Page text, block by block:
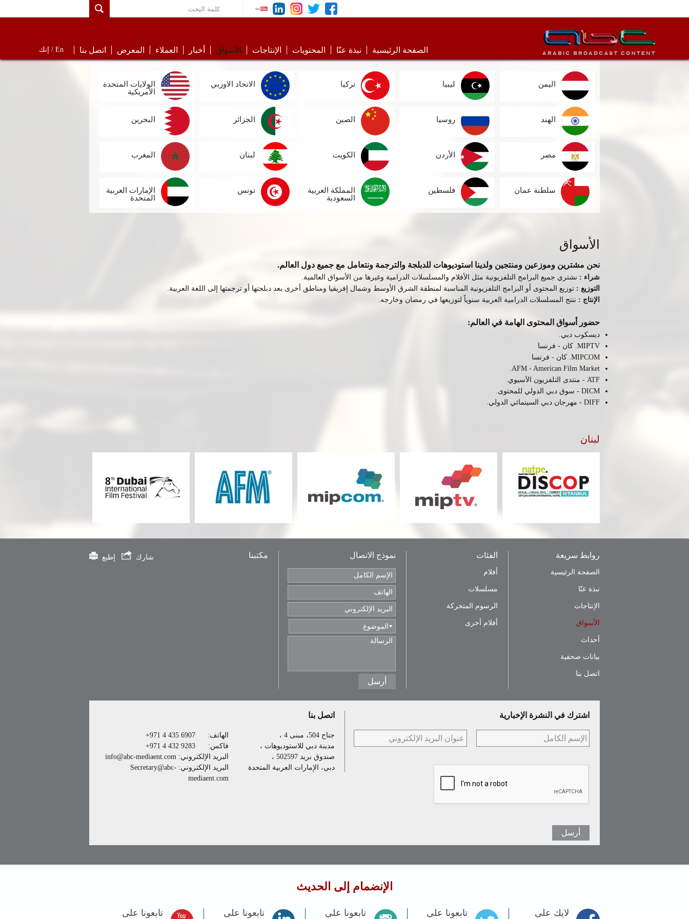
الصفحة الرئيسية نبذة عنّا المحتويات الإنتاجات الأسواق أخبار العملاء المعرض اتصل بنا En / إنك
اليمن ليبيا تركيا الاتحاد الاوربي
الولايات المتحدة
الأمريكية
الهند روسيا الصين الجزائر البحرين
مصر الأردن الكويت لبنان المغرب
سلطنة عمان فلسطين
المملكة العربية
السعودية
تونس
الإمارات العربية
المتحدة
الأسواق
نحن مشترين وموزعين ومنتجين ولدينا استوديوهات للدبلجة والترجمة ونتعامل مع جميع دول العالم.
شراء : نشتري جميع البرامج التلفزيونية مثل الأفلام والمسلسلات الدرامية وغيرها من الأسواق العالمية.
التوزيع : توزيع المحتوى أو البرامج التلفزيونية المناسبة لمنطقة الشرق الأوسط وشمال إفريقيا ومناطق أخرى بعد دبلجتها أو ترجمتها إلى اللغة العربية.
الإنتاج : ننتج المسلسلات الدرامية العربية سنوياً لتوزيعها في رمضان وخارجه.
حضور أسواق المحتوى الهامة في العالم:
ديسكوب دبي.
MIPTV. كان - فرنسا
MIPCOM. كان - فرنسا
AFM - American Film Market
.
ATF - منتدى التلفزيون الآسيوي.
DICM - سوق دبي الدولي للمحتوى.
DIFF - مهرجان دبي السينمائي الدولي.
لبنان
روابط سريعة
الصفحة الرئيسية
نبذة عنّا
الإنتاجات
الأسواق
أحداث
بيانات صحفية
اتصل بنا
الفئات
أفلام
مسلسلات
الرسوم المتحركة
أفلام أخرى
نموذج الاتصال مكتبنا شارك إطبع
اشترك في النشرة الإخبارية اتصل بنا
جناح 504، مبنى 4 ،
مدينة دبي للاستوديوهات ،
صندوق بريد 502597 ،
دبي، الإمارات العربية المتحدة
الهاتف:
+971 4 435 6907
فاكس:
+971 4 432 9283
البريد الإلكتروني: info@abc-mediaent.com
البريد الإلكتروني: Secretary@abc-
mediaent.com
الإنضمام إلى الحديث
لايك على تابعونا على تابعونا على تابعونا على تابعونا على